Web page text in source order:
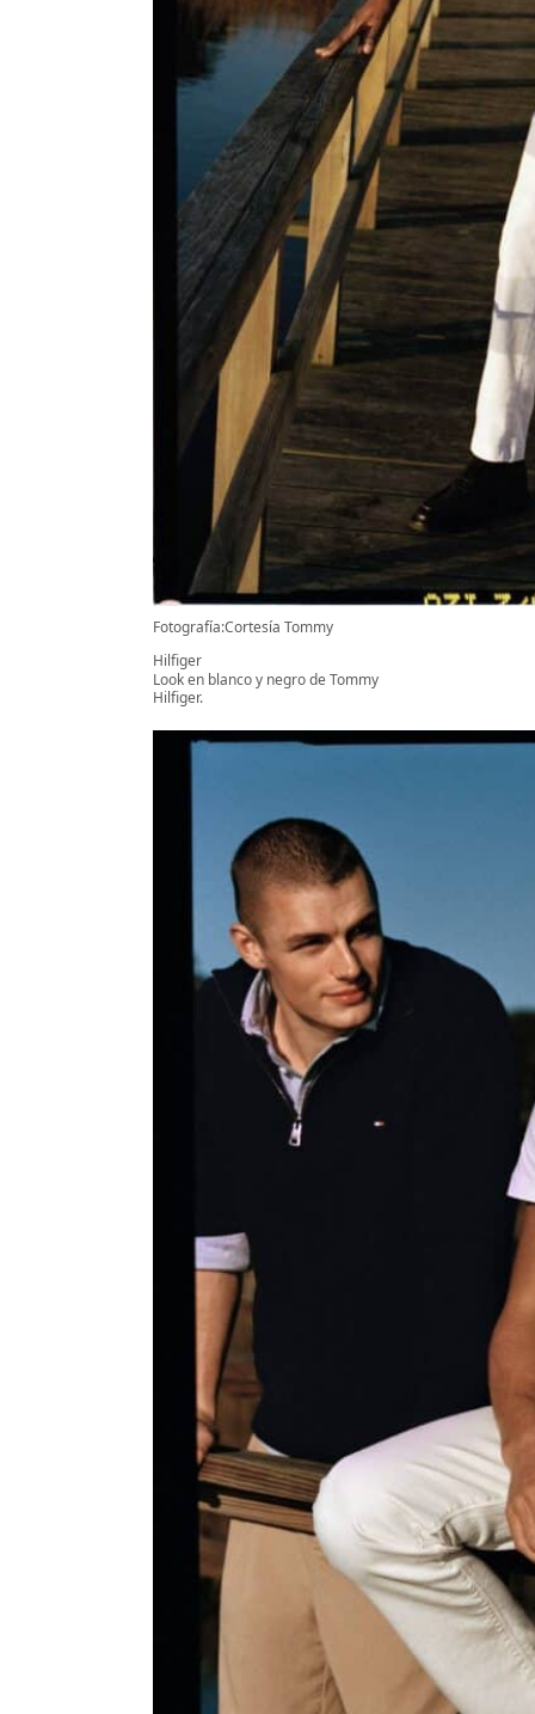
Fotografía:Cortesía Tommy
Hilfiger
Look en blanco y negro de Tommy
Hilfiger.